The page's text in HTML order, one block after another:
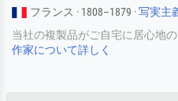
フランス · 1808–1879 ·写実主
当社の複製品がご自宅に居心地
作家について詳しく